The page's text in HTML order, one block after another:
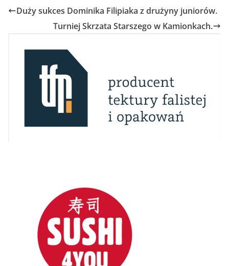
Duży sukces Dominika Filipiaka z drużyny juniorów.
Turniej Skrzata Starszego w Kamionkach.